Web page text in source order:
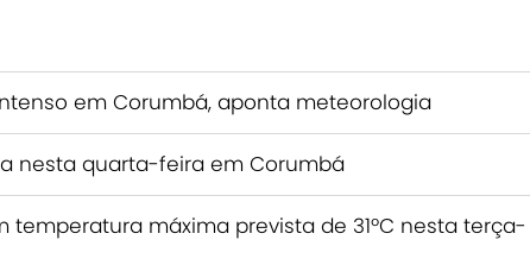
em Corumbá, aponta meteorologia
nesta quarta-feira em Corumbá
temperatura máxima prevista de 31ºC nesta terça-